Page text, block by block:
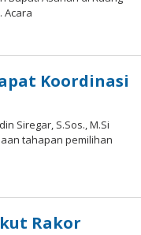
Acara
Koordinasi
Siregar, S.Sos., M.Si
tahapan pemilihan
Rakor